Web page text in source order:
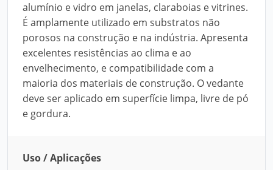
alumínio e vidro em janelas, claraboias e vitrines.
É amplamente utilizado em substratos não
porosos na construção e na indústria. Apresenta
excelentes resistências ao clima e ao
envelhecimento, e compatibilidade com a
maioria dos materiais de construção. O vedante
deve ser aplicado em superfície limpa, livre de pó
e gordura.
Uso / Aplicações